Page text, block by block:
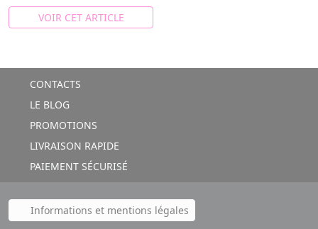
VOIR CET ARTICLE
CONTACTS
LE BLOG
PROMOTIONS
LIVRAISON RAPIDE
PAIEMENT SÉCURISÉ
Informations et mentions légales